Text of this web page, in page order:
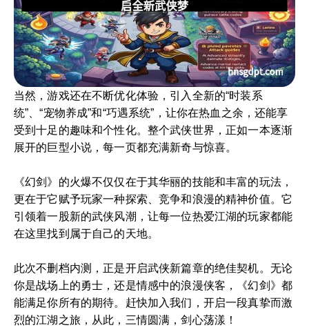
当然，游戏还在不断优化体验，引入全新的“时装系
统”、“宠物养成”和“巧遇系统”，让你在热血之余，还能享
受到十足的趣味和个性化。整个武侠世界，正如一本逐渐
展开的巨型小说，每一页都充满新奇与惊喜。
《幻剑》的火爆不仅仅在于其华丽的技能和丰富的玩法，
更在于它赋予玩家一种探索、竞争和浪漫的精神价值。它
引领着一股新的武侠风潮，让每一位热爱江湖的玩家都能
在这里找到属于自己的天地。
此次不删档内测，正是开启武侠新篇章的绝佳契机。无论
你是战场上的勇士，还是情感中的浪漫侠客，《幻剑》都
能满足你所有的期待。赶快加入我们，开启一段真挚而激
烈的江湖之旅，从此，三情圆满，剑心荡漾！